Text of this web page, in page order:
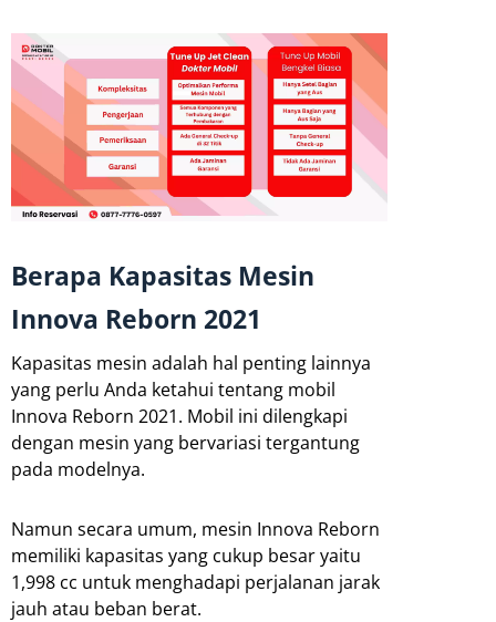
Berapa Kapasitas Mesin
Innova Reborn 2021
Kapasitas mesin adalah hal penting lainnya
yang perlu Anda ketahui tentang mobil
Innova Reborn 2021. Mobil ini dilengkapi
dengan mesin yang bervariasi tergantung
pada modelnya.
Namun secara umum, mesin Innova Reborn
memiliki kapasitas yang cukup besar yaitu
1,998 cc untuk menghadapi perjalanan jarak
jauh atau beban berat.